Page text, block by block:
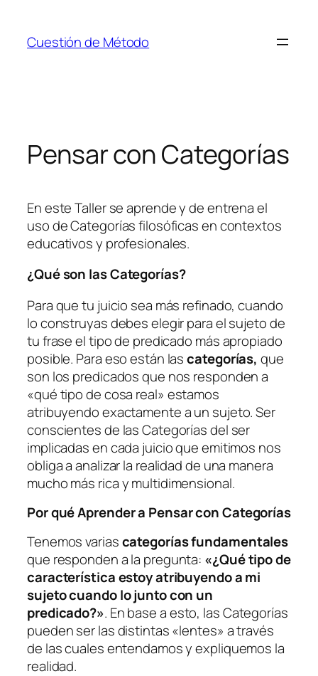
contenido
Cuestión de Método
Pensar con Categorías
En este Taller se aprende y de entrena el
uso de Categorías filosóficas en contextos
educativos y profesionales.
¿Qué son las Categorías?
Para que tu juicio sea más refinado, cuando
lo construyas debes elegir para el sujeto de
tu frase el tipo de predicado más apropiado
posible. Para eso están lascategorías,que
son los predicados que nos responden a
«qué tipo de cosa real» estamos
atribuyendo exactamente a un sujeto. Ser
conscientes de las Categorías del ser
implicadas en cada juicio que emitimos nos
obliga a analizar la realidad de una manera
mucho más rica y multidimensional.
Por qué Aprender a Pensar con Categorías
Tenemos variascategorías fundamentales
que responden a la pregunta: «¿Qué tipo de
característica estoy atribuyendo a mi
sujeto cuando lo junto con un
predicado?». En base a esto, las Categorías
pueden ser las distintas «lentes» a través
de las cuales entendamos y expliquemos la
realidad.